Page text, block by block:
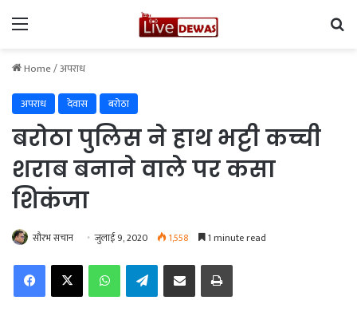
Home/अपराध
अपराध
देवास बरोठा
बरोठा पुलिस ने हाथ भट्टी कच्ची
शराब बनाने वाले पर कसा
शिकंजा
सौरभ सचान जुलाई 9, 2020 1,558 1 minute read
Telegram